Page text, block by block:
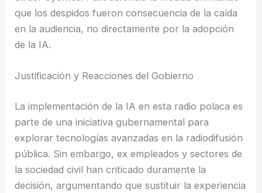
que los despidos fueron consecuencia de la caída
en la audiencia, no directamente por la adopción
de la IA.
Justificación y Reacciones del Gobierno
La implementación de la IA en esta radio polaca es
parte de una iniciativa gubernamental para
explorar tecnologías avanzadas en la radiodifusión
pública. Sin embargo, ex empleados y sectores de
la sociedad civil han criticado duramente la
decisión, argumentando que sustituir la experiencia